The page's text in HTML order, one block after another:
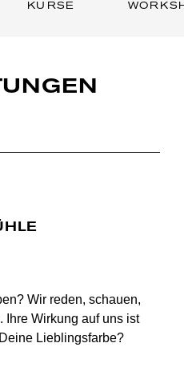
KURSE
Wir reden, schauen,
Ihre Wirkung auf uns ist
Lieblingsfarbe?